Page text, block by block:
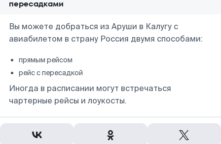
пересадками
Вы можете добраться из Аруши в Калугу с
авиабилетом в страну Россия двумя способами:
прямым рейсом
рейс с пересадкой
Иногда в расписании могут встречаться
чартерные рейсы и лоукосты.